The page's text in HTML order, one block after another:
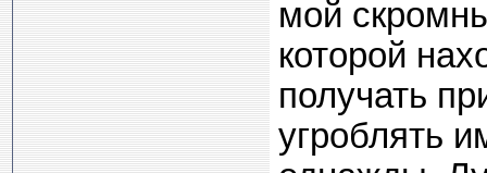
мой
которой
получать
угроблять